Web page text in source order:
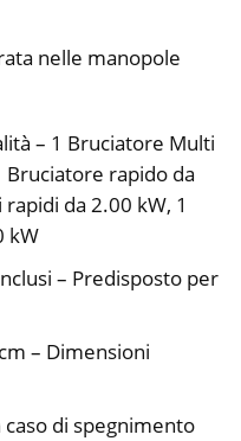
nelle manopole
– 1 Bruciatore Multi
Bruciatore rapido da
da 2.00 kW, 1
kW
– Predisposto per
– Dimensioni
di spegnimento